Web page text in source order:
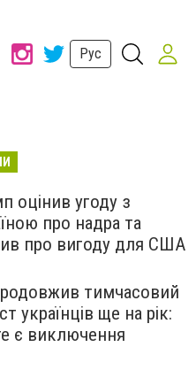
Рус
оцінив угоду з
про надра та
про вигоду для США
тимчасовий
українців ще на рік:
є виключення